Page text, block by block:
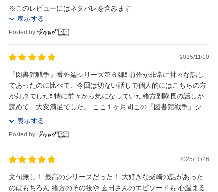
※このレビューにはネタバレを含みます
表示する
Posted by
2025/11/10
『図書館戦争』番外編シリーズ第６弾❗️ 前作が非常に甘々な話し
であったのに比べて、今回は切ない話しで個人的にはこちらの方
が好きでした❗️ 特に前々から気になっていた緒方副隊長の話しが
読めて、大変満足でした。 ここ１ヶ月間この『図書館戦争』シリ
ーズのメンバーと楽しい時間を過ご...
表示する
Posted by
2025/10/26
文句無し！ 最高のシリーズだった！ 大好きな柴崎の話があった
のはもちろん 緒方のその後や 玄田さんのエピソードも 心温まる